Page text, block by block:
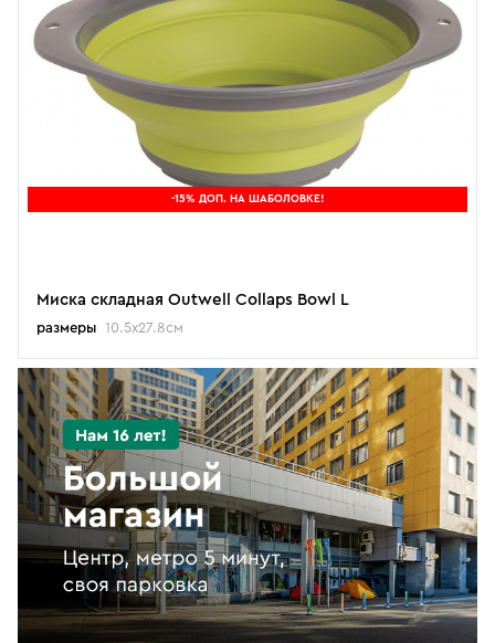
-15% ДОП. НА ШАБОЛОВКЕ!
Миска складная Outwell Collaps Bowl L
размеры 10.5x27.8см